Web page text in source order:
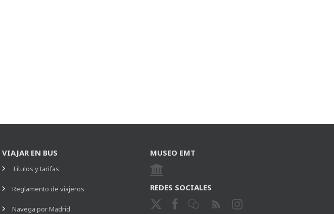
VIAJAR EN BUS
Títulos y tarifas
Reglamento de viajeros
Navega por Madrid
MUSEO EMT
REDES SOCIALES